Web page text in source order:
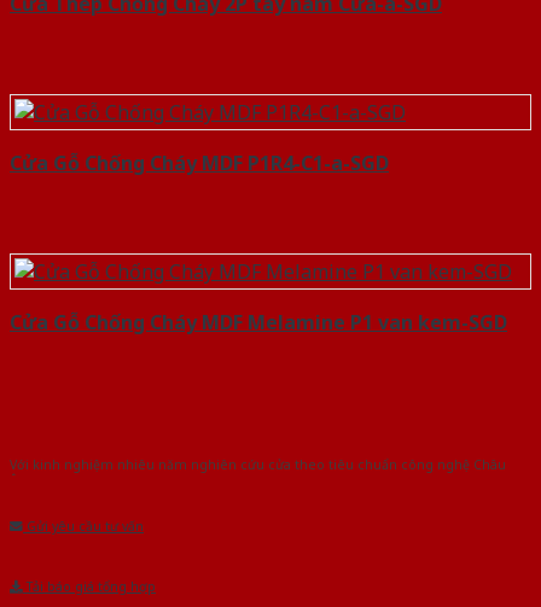
Cửa Gỗ Chống Cháy MDF P1R4-C1-a-SGD
Cửa Gỗ Chống Cháy MDF Melamine P1 van kem-SGD
Với kinh nghiệm nhiêu năm nghiên cứu cửa theo tiêu chuẩn công nghệ Châu
Gửi yêu cầu tư vấn
Tải báo giá tổng hợp